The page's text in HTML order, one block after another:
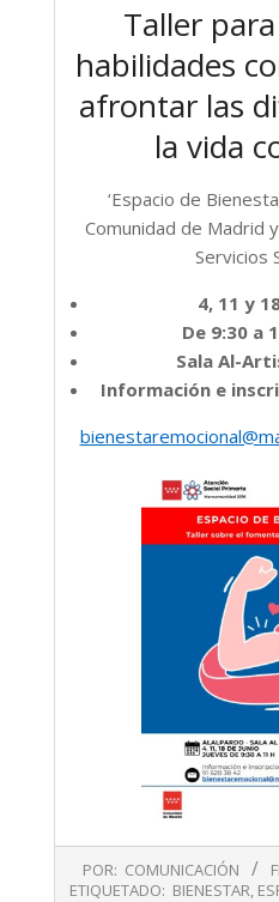
Taller
habilidades
afrontar las
la vida
‘Espacio de
Comunidad de Madrid
Servicios
4, 11 y
De 9:30 a
Sala Al-
Información e
05-
POR: COMUNICACIÓN
ETIQUETADO: BIENESTAR,